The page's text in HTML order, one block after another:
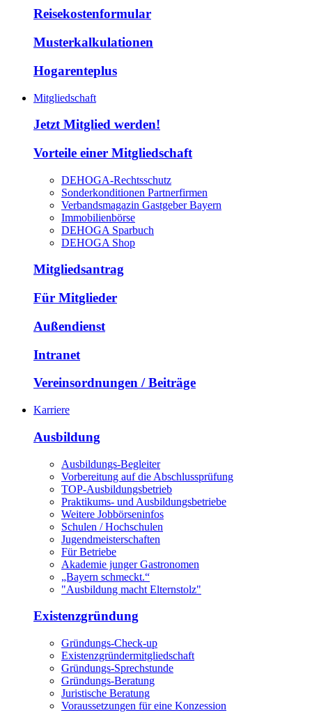
Reisekostenformular
Musterkalkulationen
Hogarenteplus
Mitgliedschaft
Jetzt Mitglied werden!
Vorteile einer Mitgliedschaft
DEHOGA-Rechtsschutz
Sonderkonditionen Partnerfirmen
Verbandsmagazin Gastgeber Bayern
Immobilienbörse
DEHOGA Sparbuch
DEHOGA Shop
Mitgliedsantrag
Für Mitglieder
Außendienst
Intranet
Vereinsordnungen / Beiträge
Karriere
Ausbildung
Ausbildungs-Begleiter
Vorbereitung auf die Abschlussprüfung
TOP-Ausbildungsbetrieb
Praktikums- und Ausbildungsbetriebe
Weitere Jobbörseninfos
Schulen / Hochschulen
Jugendmeisterschaften
Für Betriebe
Akademie junger Gastronomen
„Bayern schmeckt.“
"Ausbildung macht Elternstolz"
Existenzgründung
Gründungs-Check-up
Existenzgründermitgliedschaft
Gründungs-Sprechstunde
Gründungs-Beratung
Juristische Beratung
Voraussetzungen für eine Konzession